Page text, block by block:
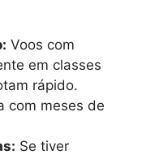
Voos com
em classes
rápido.
com meses de
Se tiver